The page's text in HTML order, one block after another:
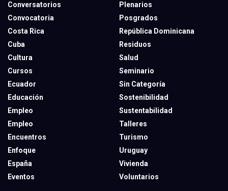
Conversatorios
Convocatoria
Costa Rica
Cuba
Cultura
Cursos
Ecuador
Educación
Empleo
Empleo
Encuentros
Enfoque
España
Eventos
Plenarios
Posgrados
República Dominicana
Residuos
Salud
Seminario
Sin Categoría
Sostenibilidad
Sustentabilidad
Talleres
Turismo
Uruguay
Vivienda
Voluntarios